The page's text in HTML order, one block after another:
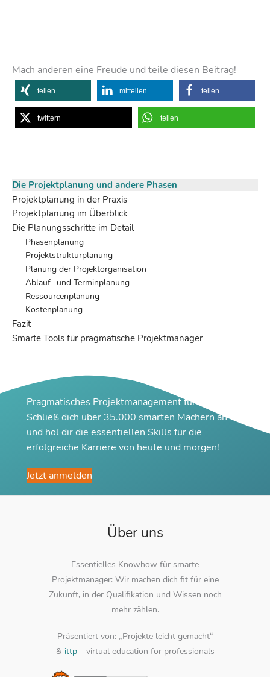
Die Projektplanung und andere Phasen
Projektplanung in der Praxis
Projektplanung im Überblick
Die Planungsschritte im Detail
Phasenplanung
Projektstrukturplanung
Planung der Projektorganisation
Ablauf- und Terminplanung
Ressourcenplanung
Kostenplanung
Fazit
Smarte Tools für pragmatische Projektmanager
Mach anderen eine Freude und teile diesen Beitrag!
teilen mitteilen teilen
twittern teilen
Pragmatisches Projektmanagement für Macher
Schließ dich über 35.000 smarten Machern an
und hol dir die essentiellen Skills für die
erfolgreiche Karriere von heute und morgen!
Jetzt anmelden
Über uns
Essentielles Knowhow für smarte
Projektmanager: Wir machen dich fit für eine
Zukunft, in der Qualifikation und Wissen noch
mehr zählen.
Präsentiert von: „Projekte leicht gemacht“
& ittp– virtual education for professionals